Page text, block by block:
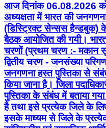
आज दिनांक 06.08.2026 को
अध्यक्षता में भारत की
(डिस्ट्रिक्ट सेन्सस हैन्डबुक) के
बैठक आयोजित की गयी।
चरणों (प्रथम चरण :- मकान
द्वितीय चरण - जनसंख्या
जनगणना हस्त पुस्तिका से
किया जाना है। जिला
पुस्तिका के संबंध में बताया
है तथा इसे प्रत्येक जिले के
इसके माध्यम से जिले के